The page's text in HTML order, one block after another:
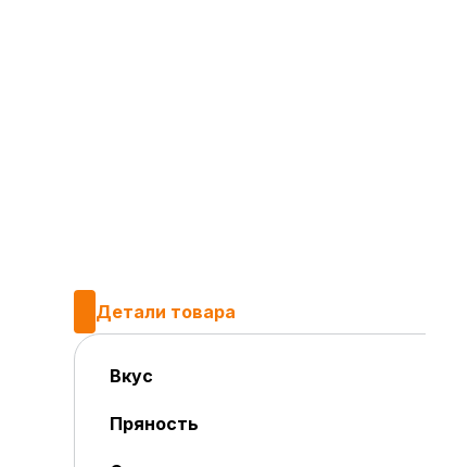
Детали товара
Вкус
Пряность